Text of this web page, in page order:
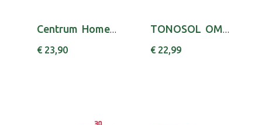
Centrum Homem 50+ Comp X 30 comps
€ 23,90
TONOSOL OMEGA CRESCIM GOMASX30 ASCORBICO (ACI...
€ 22,99